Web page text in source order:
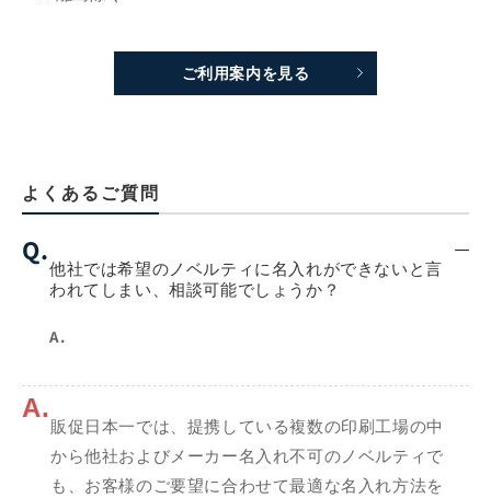
ご利用案内を見る
よくあるご質問
Q.
他社では希望のノベルティに名入れができないと言
われてしまい、相談可能でしょうか？
A.
A.
販促日本一では、提携している複数の印刷工場の中
から他社およびメーカー名入れ不可のノベルティで
も、お客様のご要望に合わせて最適な名入れ方法を